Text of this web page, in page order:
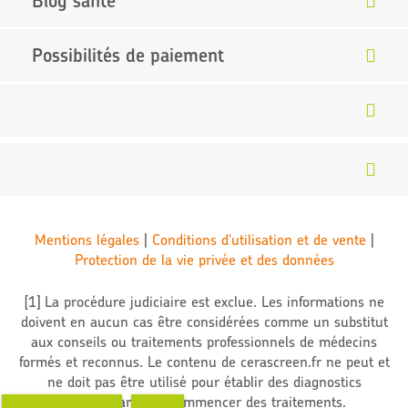
my cerascreen
Bon cadeau cerascreen®
Droit de retour de 30 jours
Vos données sont en sécurité avec nous
Allergies alimentaires
Possibilités de paiement
Mentions légales| Conditions d'utilisation et de vente|
Protection de la vie privée et des données
[1] La procédure judiciaire est exclue. Les informations ne
doivent en aucun cas être considérées comme un substitut
aux conseils ou traitements professionnels de médecins
formés et reconnus. Le contenu de cerascreen.fr ne peut et
ne doit pas être utilisé pour établir des diagnostics
indépendants ou commencer des traitements.